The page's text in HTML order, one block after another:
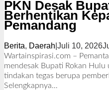
PKN Desak
Berhentikan
Pemandang
Berita, Daerah Juli 10, 2026
Wartainspirasi.com –
mendesak Bupati Rokan Hulu
tindakan tegas berupa
Selengkapnya…